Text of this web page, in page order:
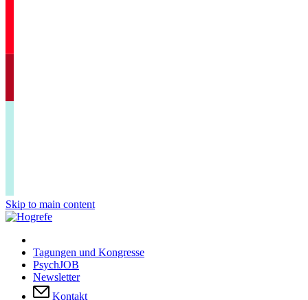
Skip to main content
Tagungen und Kongresse
PsychJOB
Newsletter
Kontakt